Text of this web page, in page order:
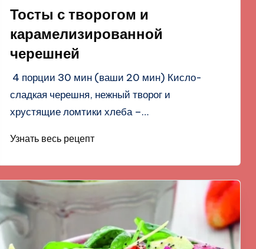
Тосты с творогом и
карамелизированной
черешней
4 порции 30 мин (ваши 20 мин) Кисло-
сладкая черешня, нежный творог и
хрустящие ломтики хлеба –…
Узнать весь рецепт